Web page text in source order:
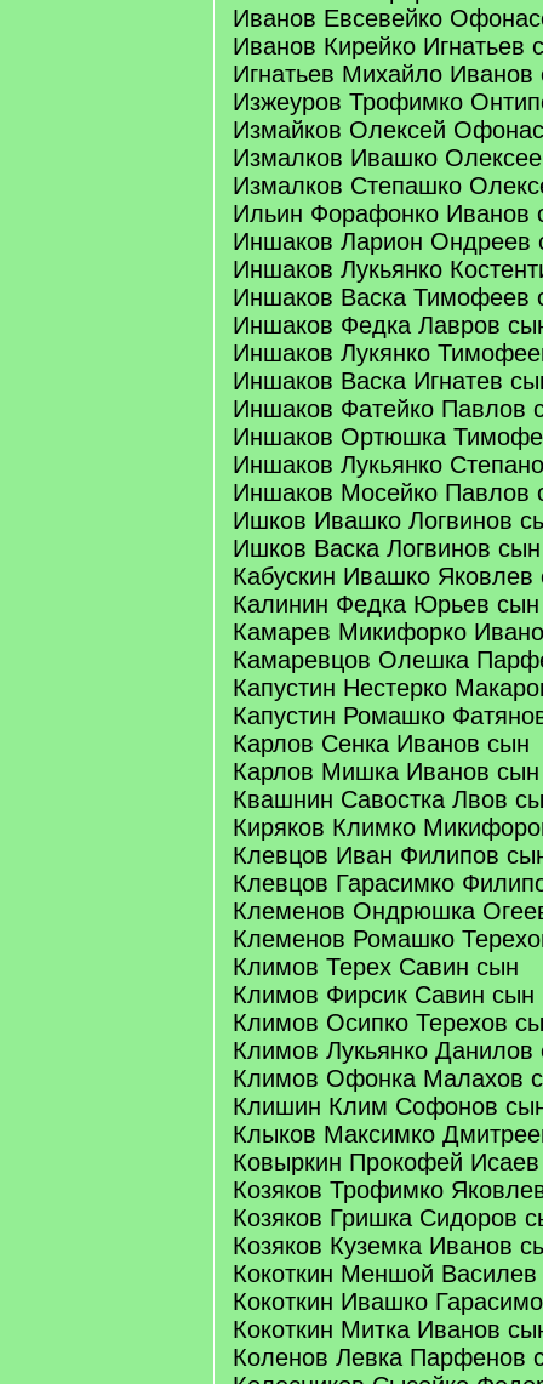
Иванов Евсевейко
Иванов Кирейко Игнатьев
Игнатьев Михайло Иванов
Изжеуров Трофимко
Измайков Олексей
Измалков Ивашко
Измалков Степашко
Ильин Форафонко Иванов
Иншаков Ларион Ондреев
Иншаков Лукьянко
Иншаков Васка Тимофеев
Иншаков Федка Лавров
Иншаков Лукянко
Иншаков Васка Игнатев
Иншаков Фатейко Павлов
Иншаков Ортюшка
Иншаков Лукьянко
Иншаков Мосейко Павлов
Ишков Ивашко Логвинов
Ишков Васка Логвинов сын
Кабускин Ивашко Яковлев
Калинин Федка Юрьев сын
Камарев Микифорко
Камаревцов Олешка
Капустин Нестерко
Капустин Ромашко
Карлов Сенка Иванов сын
Карлов Мишка Иванов сын
Квашнин Савостка Лвов
Киряков Климко
Клевцов Иван Филипов
Клевцов Гарасимко
Клеменов Ондрюшка
Клеменов Ромашко
Климов Терех Савин сын
Климов Фирсик Савин сын
Климов Осипко Терехов
Климов Лукьянко Данилов
Климов Офонка Малахов
Клишин Клим Софонов
Клыков Максимко
Ковыркин Прокофей
Козяков Трофимко
Козяков Гришка Сидоров
Козяков Куземка Иванов
Кокоткин Меншой
Кокоткин Ивашко
Кокоткин Митка Иванов
Коленов Левка Парфенов